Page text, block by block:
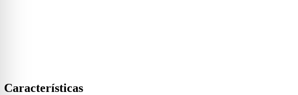
Características